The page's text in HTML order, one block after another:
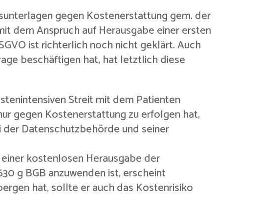
gegen Kostenerstattung gem. der
dem Anspruch auf Herausgabe einer ersten
ist richterlich noch nicht geklärt. Auch
beschäftigen hat, hat letztlich diese
Streit mit dem Patienten
gegen Kostenerstattung zu erfolgen hat,
Datenschutzbehörde und seiner
kostenlosen Herausgabe der
g BGB anzuwenden ist, erscheint
hat, sollte er auch das Kostenrisiko